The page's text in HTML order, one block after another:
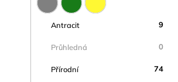
Antracit 9
Průhledná 0
Přírodní 74